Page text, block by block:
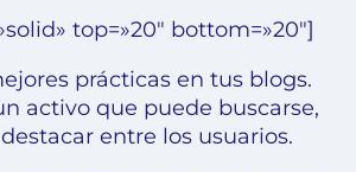
top=»20″ bottom=»20″]
prácticas en tus blogs.
activo que puede buscarse,
entre los usuarios.